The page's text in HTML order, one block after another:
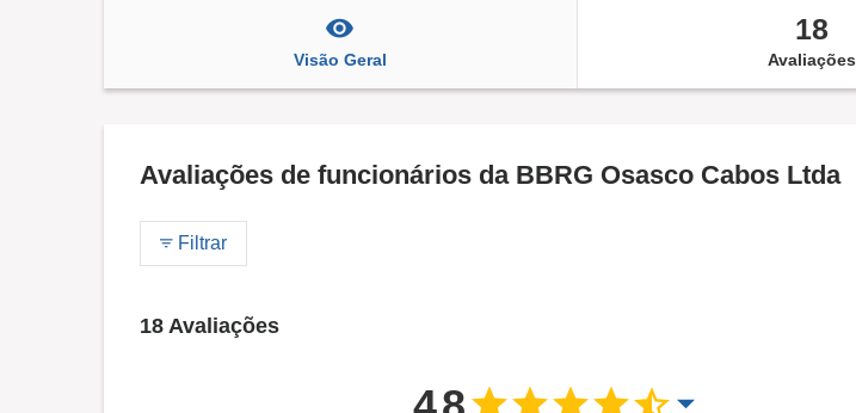
Visão Geral
18
Avaliações
Avaliações de funcionários da BBRG Osasco Cabos Ltda
Filtrar
18 Avaliações